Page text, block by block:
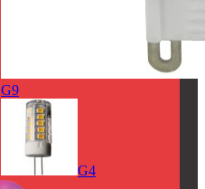
G9
G4